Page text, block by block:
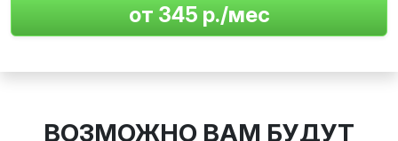
от 345 р./мес
ВОЗМОЖНО ВАМ БУДУТ